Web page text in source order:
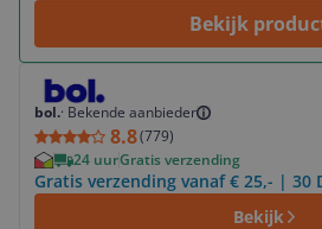
Bekijk
bol.· Bekende aanbieder
8.8(779)
24 uurGratis verzending
Gratis verzending vanaf € 25,- | 30
Bekijk
Bekijk product